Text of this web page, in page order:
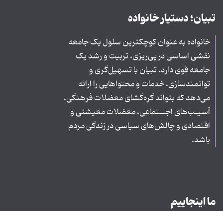
تبیان؛ دستیار خانواده
خانواده به عنوان کوچکترین سلول یک جامعه
نقشی اساسی در پی‌ریزی، تربیت و رشد یک
جامعه قوی دارد. تبیان با تسهیل‌گری و
توانمندسازی، خدمات و محتواهایی را ارائه
می‌دهد که بتواند گره‌گشای معضلات فرهنگی،
آسیـب‌های اجــتماعی، معضلات معیشتی و
اقتصادی و چالش‌های سیاسی در زندگی مردم
باشد.
ما اینجاییم